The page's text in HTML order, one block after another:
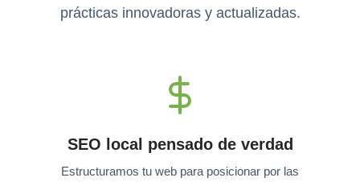
prácticas innovadoras y actualizadas.
SEO local pensado de verdad
Estructuramos tu web para posicionar por las